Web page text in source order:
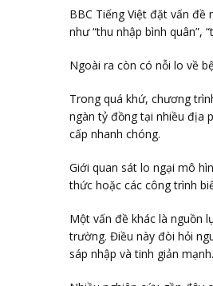
BBC Tiếng Việt đặt vấn đề
như “thu nhập bình quân”,
Ngoài ra còn có nỗi lo về
Trong quá khứ, chương
ngàn tỷ đồng tại nhiều địa
cấp nhanh chóng.
Giới quan sát lo ngại mô
thức hoặc các công trình
Một vấn đề khác là nguồn
trường. Điều này đòi hỏi
sáp nhập và tinh giản mạnh.